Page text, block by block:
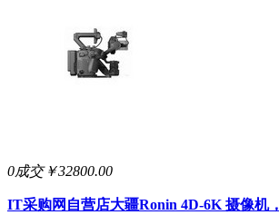
0成交￥32800.00
IT采购网自营店大疆Ronin 4D-6K 摄像机